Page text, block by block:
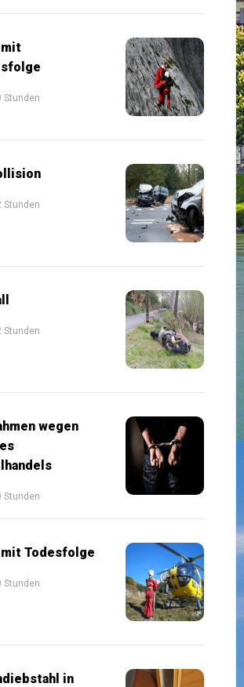
Stunden
Stunden
Stunden
wegen
Stunden
Todesfolge
Stunden
in